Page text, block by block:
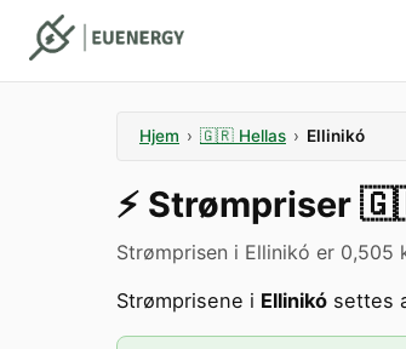
Hjem › 🇬🇷 Hellas › Ellinikó
⚡️ Strømpriser
Strømprisen i Ellinikó er 0,505
Strømprisene i Ellinikó settes